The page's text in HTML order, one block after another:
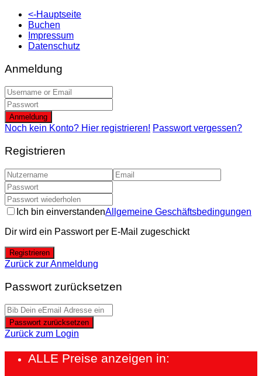
<-Hauptseite
Buchen
Impressum
Datenschutz
Anmeldung
Anmeldung
Noch kein Konto? Hier registrieren! Passwort vergessen?
Registrieren
Ich bin einverstandenAllgemeine Geschäftsbedingungen
Dir wird ein Passwort per E-Mail zugeschickt
Registrieren
Zurück zur Anmeldung
Passwort zurücksetzen
Passwort zurücksetzen
Zurück zum Login
ALLE Preise anzeigen in: